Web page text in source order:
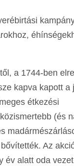
a 1744-ben
kapva kapott a
étkezési
(és
Az
év alatt oda